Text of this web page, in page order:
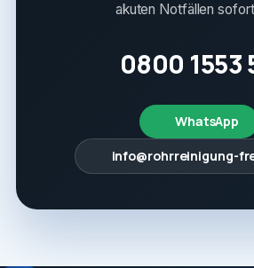
akuten Notfällen
0800 1553
WhatsApp
info@rohrreinigung-